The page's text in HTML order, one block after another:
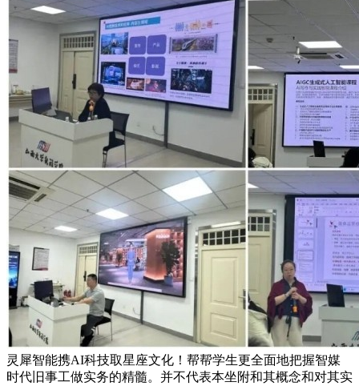
灵犀智能携AI科技取星座文化！帮帮学生更全面地把握智媒
时代旧事工做实务的精髓。并不代表本坐附和其概念和对其实